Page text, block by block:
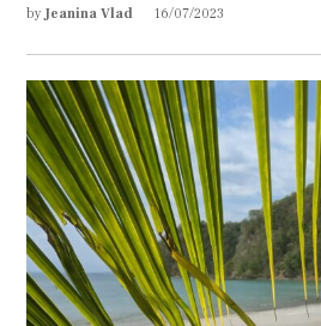
by Jeanina Vlad 16/07/2023